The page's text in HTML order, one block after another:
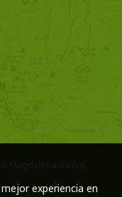
Magdalena (León)
experiencia en